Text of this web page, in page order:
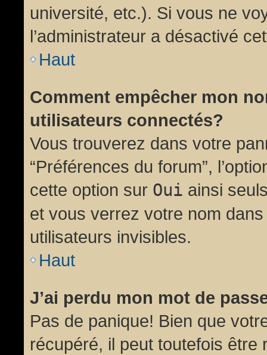
université, etc.). Si vous ne
l’administrateur a désactivé
Haut
Comment empêcher mon
utilisateurs connectés?
Vous trouverez dans votre
“Préférences du forum”,
cette option sur Oui ainsi
et vous verrez votre nom
utilisateurs invisibles.
Haut
J’ai perdu mon mot de
Pas de panique! Bien que
récupéré, il peut toutefois être